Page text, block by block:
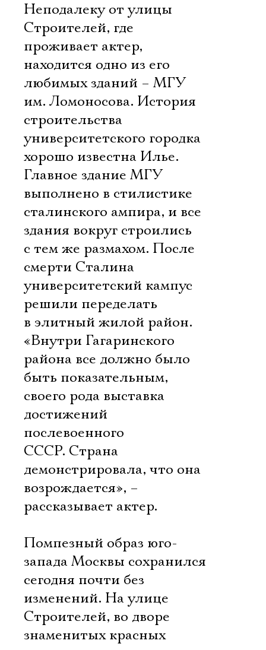
Неподалеку от улицы
Строителей, где
проживает актер,
находится одно из его
любимых зданий – МГУ
им. Ломоносова. История
строительства
университетского городка
хорошо известна Илье.
Главное здание МГУ
выполнено в стилистике
сталинского ампира, и все
здания вокруг строились
с тем же размахом. После
смерти Сталина
университетский кампус
решили переделать
в элитный жилой район.
«Внутри Гагаринского
района все должно было
быть показательным,
своего рода выставка
достижений
послевоенного
СССР. Страна
демонстрировала, что она
возрождается», –
рассказывает актер.
Помпезный образ юго-
запада Москвы сохранился
сегодня почти без
изменений. На улице
Строителей, во дворе
знаменитых красных